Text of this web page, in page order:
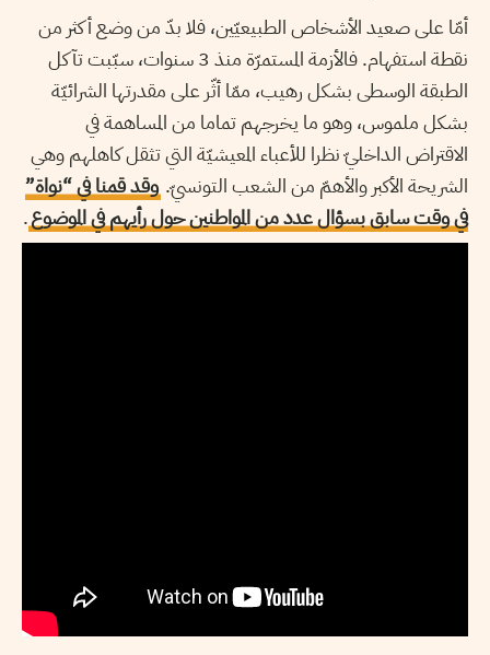
أمّا على صعيد الأشخاص الطبيعيّين، فلا بدّ من وضع أكثر من
نقطة استفهام. فالأزمة المستمرّة منذ 3 سنوات، سبّبت تآكل
الطبقة الوسطى بشكل رهيب، ممّا أثّر على مقدرتها الشرائيّة
بشكل ملموس، وهو ما يخرجهم تماما من المساهمة في
الاقتراض الداخليّ نظرا للأعباء المعيشيّة التي تثقل كاهلهم وهي
الشريحة الأكبر والأهمّ من الشعب التونسيّ. وقد قمنا في “نواة”
في وقت سابق بسؤال عدد من المواطنين حول رأيهم في الموضوع.